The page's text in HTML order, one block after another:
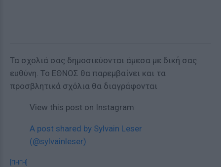
Τα σχολιά σας δημοσιεύονται άμεσα με δική σας
ευθύνη. Το ΕΘΝΟΣ θα παρεμβαίνει και τα
προσβλητικά σχόλια θα διαγράφονται
View this post on Instagram
A post shared by Sylvain Leser
(@sylvainleser)
[ΠΗΓΗ]